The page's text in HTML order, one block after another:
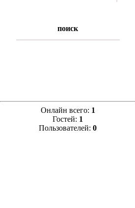
поиск
Онлайн всего: 1
Гостей: 1
Пользователей: 0